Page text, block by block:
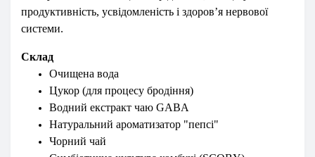
продуктивність, усвідомленість і здоров’я нервової
системи.
Склад
Очищена вода
Цукор (для процесу бродіння)
Водний екстракт чаю GABA
Натуральний ароматизатор "пепсі"
Чорний чай